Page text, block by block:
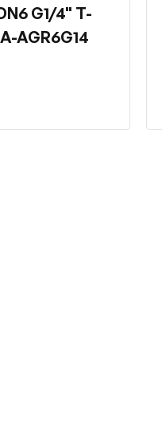
G1/4" T-
AGR6G14